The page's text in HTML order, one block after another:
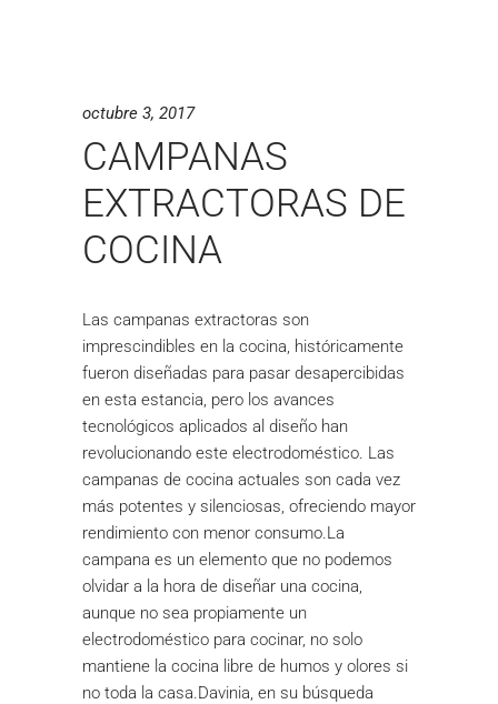
octubre 3, 2017
CAMPANAS
EXTRACTORAS DE
COCINA
Las campanas extractoras son
imprescindibles en la cocina, históricamente
fueron diseñadas para pasar desapercibidas
en esta estancia, pero los avances
tecnológicos aplicados al diseño han
revolucionando este electrodoméstico. Las
campanas de cocina actuales son cada vez
más potentes y silenciosas, ofreciendo mayor
rendimiento con menor consumo.La
campana es un elemento que no podemos
olvidar a la hora de diseñar una cocina,
aunque no sea propiamente un
electrodoméstico para cocinar, no solo
mantiene la cocina libre de humos y olores si
no toda la casa.Davinia, en su búsqueda